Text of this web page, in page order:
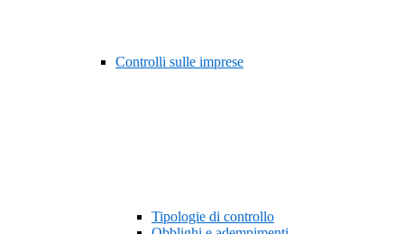
Controlli sulle imprese
Tipologie di controllo